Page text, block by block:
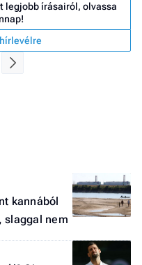
legjobb írásairól, olvassa
kannából
slaggal nem